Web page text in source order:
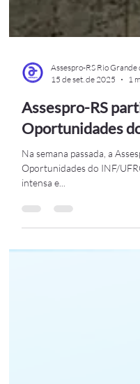
15 de set. de 2025
1
Assespro-RS
Oportunidades
Na semana passada, a Assespro-RS marcou
intensa e...